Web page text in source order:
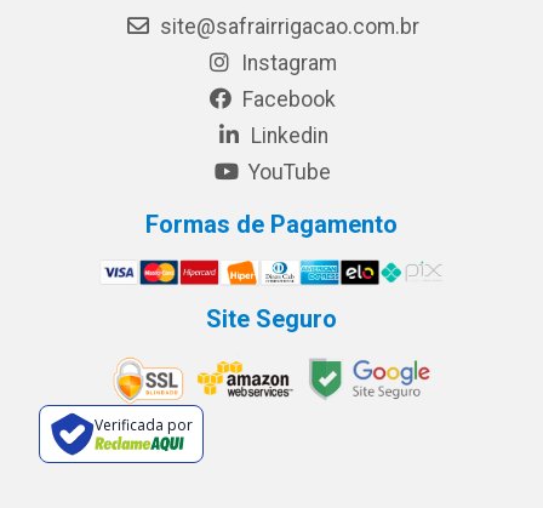
site@safrairrigacao.com.br
Instagram
Facebook
Linkedin
YouTube
Formas de Pagamento
Site Seguro
Verificada por